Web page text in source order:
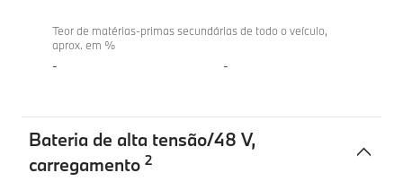
Teor de matérias-primas secundárias de todo o veículo,
aprox. em %
- -
Bateria de alta tensão/48 V,
carregamento 2